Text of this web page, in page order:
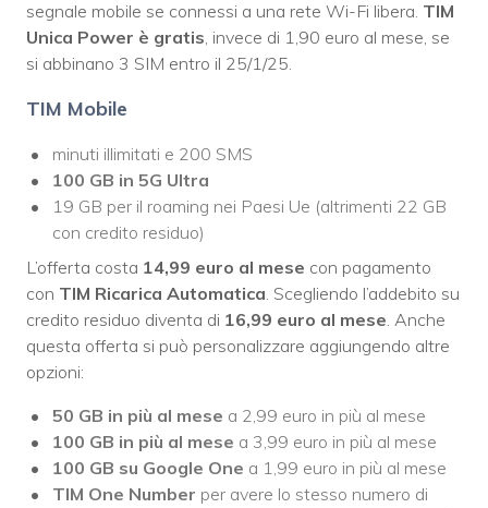
segnale mobile se connessi a una rete Wi-Fi libera. TIM
Unica Power è gratis, invece di 1,90 euro al mese, se
si abbinano 3 SIM entro il 25/1/25.
TIM Mobile
minuti illimitati e 200 SMS
100 GB in 5G Ultra
19 GB per il roaming nei Paesi Ue (altrimenti 22 GB
con credito residuo)
L’offerta costa 14,99 euro al mese con pagamento
con TIM Ricarica Automatica. Scegliendo l’addebito su
credito residuo diventa di 16,99 euro al mese. Anche
questa offerta si può personalizzare aggiungendo altre
opzioni:
50 GB in più al mese a 2,99 euro in più al mese
100 GB in più al mese a 3,99 euro in più al mese
100 GB su Google One a 1,99 euro in più al mese
TIM One Number per avere lo stesso numero di